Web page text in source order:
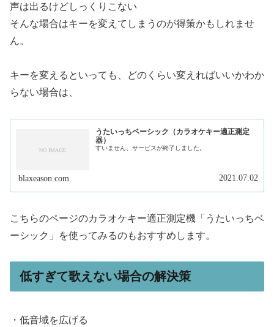
声は出るけどしっくりこない
そんな場合はキーを変えてしまうのが得策かもしれませ
ん。
キーを変えるといっても、どのくらい変えればいいかわか
らない場合は、
うたいっちベーシック（カラオケキー適正測定
器）
すいません、サービスが終了しました。
blaxeason.com 2021.07.02
こちらのページのカラオケキー適正測定機「うたいっちベ
ーシック」を使ってみるのもおすすめします。
低すぎて歌えない場合の解決策
・低音域を広げる